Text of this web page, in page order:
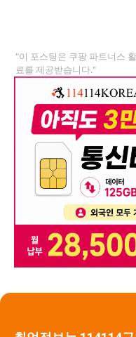
"이 포스팅은 쿠팡 파트너스
료를 제공받습니다."